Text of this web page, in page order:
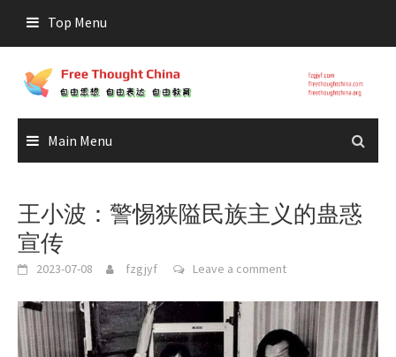
content
Top Menu
Main Menu
王小波：警惕狭隘民族主义的蛊惑
宣传
2023-07-08 fzgjyf Leave a comment